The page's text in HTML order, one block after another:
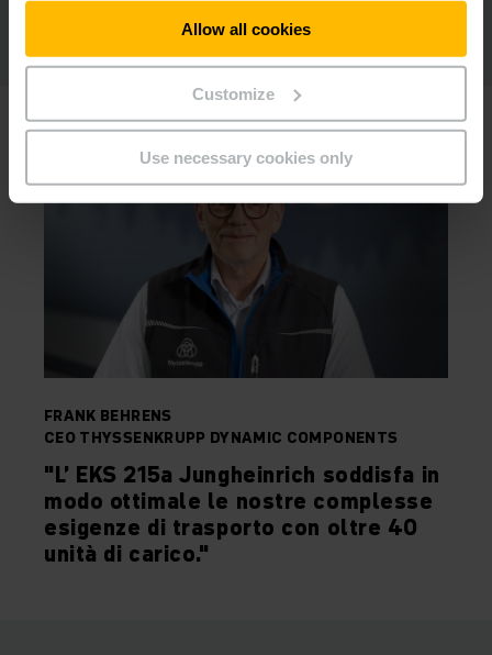
Allow all cookies
Customize
Use necessary cookies only
FRANK BEHRENS
CEO THYSSENKRUPP DYNAMIC COMPONENTS
"L’ EKS 215a Jungheinrich soddisfa in
modo ottimale le nostre complesse
esigenze di trasporto con oltre 40
unità di carico."